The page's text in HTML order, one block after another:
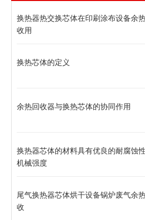
换热器热交换芯体在印刷涂布设备余
收用
换热芯体的定义
余热回收器与换热芯体的协同作用
换热器芯体的材料具有优良的耐腐蚀
机械强度
尾气换热器芯体烘干设备锅炉废气余
收